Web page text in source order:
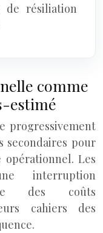
de résiliation
comme
estimé
progressivement
secondaires pour
Les
interruption
des coûts
cahiers des